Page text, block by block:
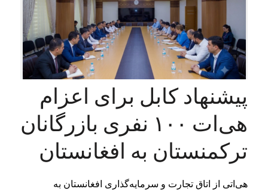
پیشنهاد کابل برای اعزام
هی‌ات ۱۰۰ نفری بازرگانان
ترکمنستان به افغانستان
هی‌اتی از اتاق تجارت و سرمایه‌گذاری افغانستان به